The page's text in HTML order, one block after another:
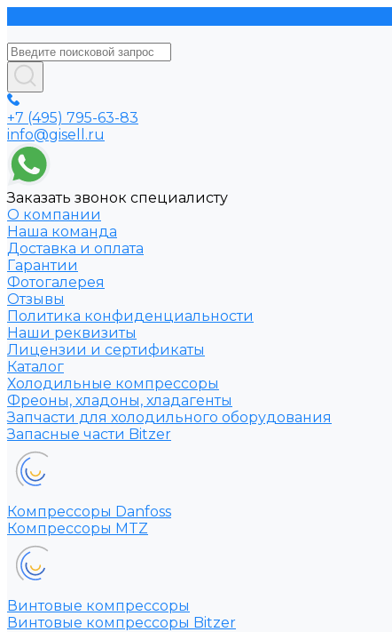
+7 (495) 795-63-83
info@gisell.ru
Заказать звонок специалисту
О компании
Наша команда
Доставка и оплата
Гарантии
Фотогалерея
Отзывы
Политика конфиденциальности
Наши реквизиты
Лицензии и сертификаты
Каталог
Холодильные компрессоры
Фреоны, хладоны, хладагенты
Запчасти для холодильного оборудования
Запасные части Bitzer
Компрессоры Danfoss
Компрессоры MTZ
Винтовые компрессоры
Винтовые компрессоры Bitzer